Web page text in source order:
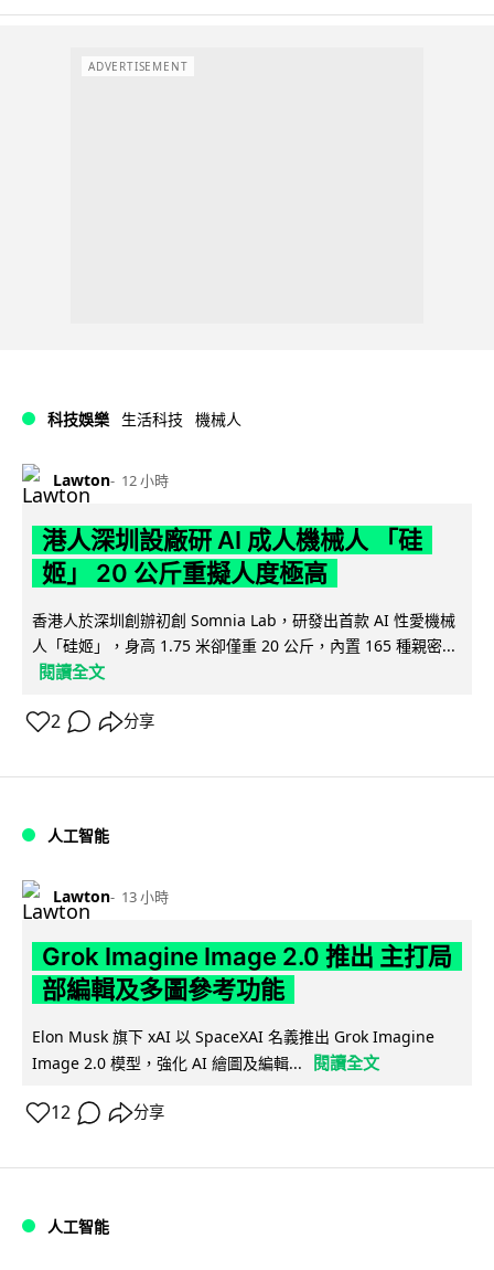
ADVERTISEMENT
科技娛樂 生活科技 機械人
Lawton 12 小時
港人深圳設廠研 AI 成人機械人 「硅
姬」 20 公斤重擬人度極高
香港人於深圳創辦初創 Somnia Lab，研發出首款 AI 性愛機械
人「硅姬」，身高 1.75 米卻僅重 20 公斤，內置 165 種親密...
閱讀全文
2 分享
人工智能
Lawton 13 小時
Grok Imagine Image 2.0 推出 主打局
部編輯及多圖參考功能
Elon Musk 旗下 xAI 以 SpaceXAI 名義推出 Grok Imagine
Image 2.0 模型，強化 AI 繪圖及編輯...
閱讀全文
12 分享
人工智能